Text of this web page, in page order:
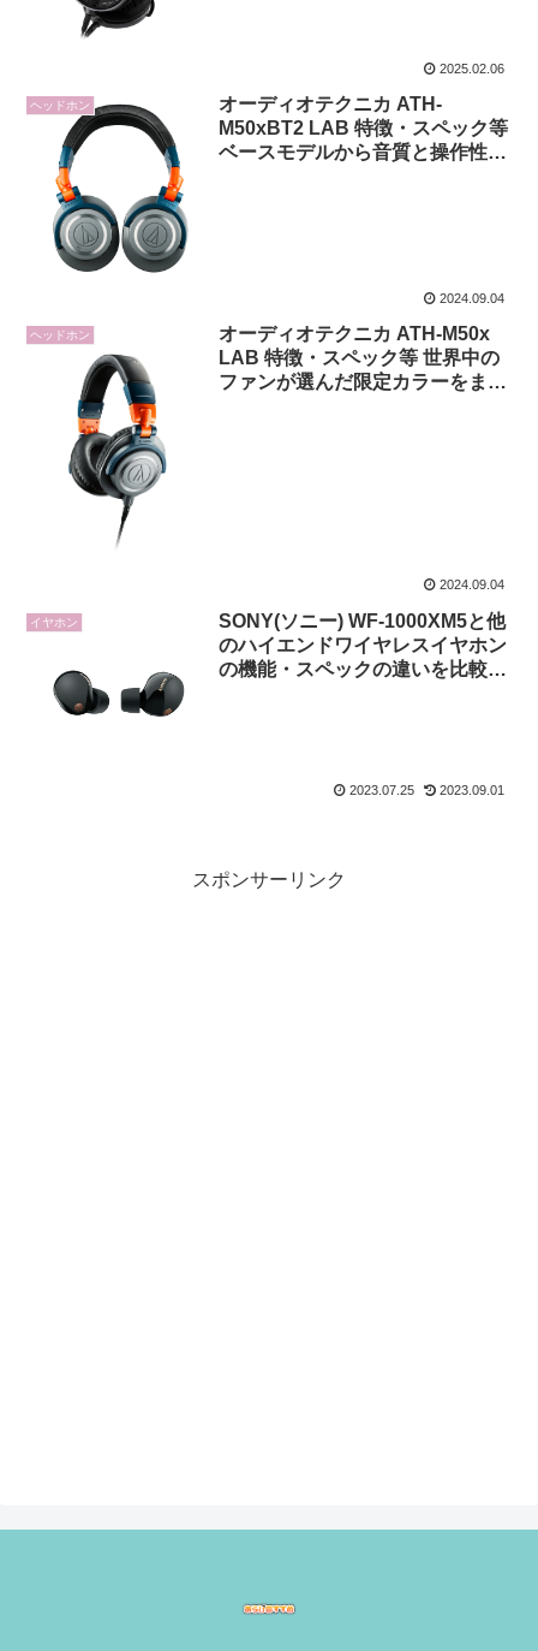
2025.02.06
ヘッドホン
オーディオテクニカ ATH-
M50xBT2 LAB 特徴・スペック等
ベースモデルから音質と操作性を
2024.09.04
ヘッドホン
オーディオテクニカ ATH-M50x
LAB 特徴・スペック等 世界中の
ファンが選んだ限定カラーをまと
2024.09.04
イヤホン
SONY(ソニー) WF-1000XM5と他
のハイエンドワイヤレスイヤホン
の機能・スペックの違いを比較し
2023.07.25 2023.09.01
スポンサーリンク